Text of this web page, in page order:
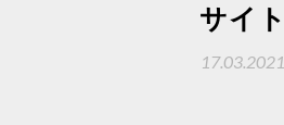
サイト
17.03.2021